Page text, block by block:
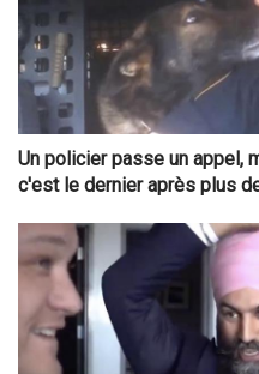
Un policier passe un appel,
c'est le dernier après plus